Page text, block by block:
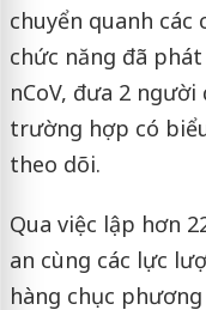
chuyển quanh các
chức năng đã
nCoV, đưa 2
trường hợp có
theo dõi.
Qua việc lập hơn
an cùng các lực
hàng chục